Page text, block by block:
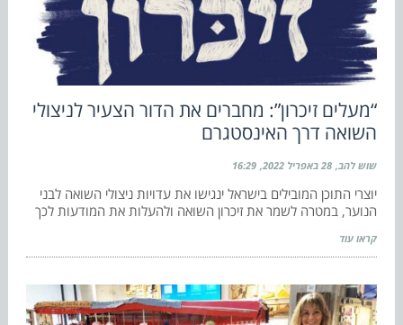
“מעלים זיכרון”: מחברים את הדור הצעיר לניצולי
השואה דרך האינסטגרם
שוש להב 28 באפריל 2022 16:29
יוצרי התוכן המובילים בישראל ינגישו את עדויות ניצולי השואה לבני
הנוער, במטרה לשמר את זיכרון השואה ולהעלות את המודעות לכך
קראו עוד